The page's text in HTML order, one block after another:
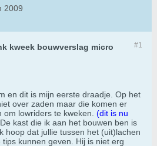
2009
#1
kweek bouwverslag micro
en dit is mijn eerste draadje. Op het
over zaden maar die komen er
lowriders te kweken. (dit is nu
De kast die ik aan het bouwen ben is
hoop dat jullie tussen het (uit)lachen
kunnen geven. Hij is niet erg